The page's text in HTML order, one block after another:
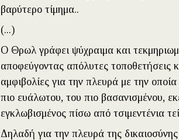
βαρύτερο τίμημα..
(...)
Ο Θρωλ γράφει ψύχραιμα και
αποφεύγοντας απόλυτες
αμφιβολίες για την πλευρά με την
πιο ευάλωτου, του πιο βασανισμένου,
εγκλωβισμένος πίσω από τσιμεντένια
Δηλαδή για την πλευρά της